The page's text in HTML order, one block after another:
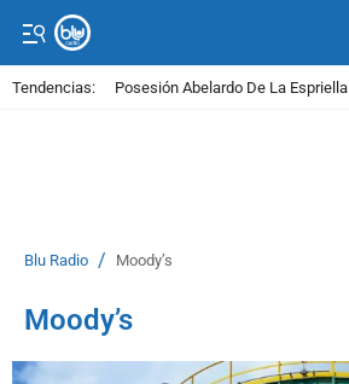
Tendencias: Posesión Abelardo De La Espriella
Blu Radio / Moody’s
Moody’s